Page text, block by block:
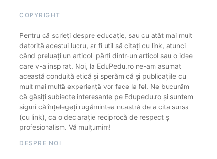
COPYRIGHT
Pentru că scrieți despre educație, sau cu atât mai mult
datorită acestui lucru, ar fi util să citați cu link, atunci
când preluați un articol, părți dintr-un articol sau o idee
care v-a inspirat. Noi, la EduPedu.ro ne-am asumat
această conduită etică și sperăm că și publicațiile cu
mult mai multă experiență vor face la fel. Ne bucurăm
că găsiți subiecte interesante pe Edupedu.ro și suntem
siguri că înțelegeți rugămintea noastră de a cita sursa
(cu link), ca o declarație reciprocă de respect și
profesionalism. Vă mulțumim!
DESPRE NOI